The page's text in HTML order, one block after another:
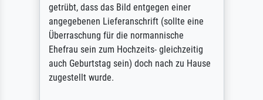
getrübt, dass das Bild entgegen einer
angegebenen Lieferanschrift (sollte eine
Überraschung für die normannische
Ehefrau sein zum Hochzeits- gleichzeitig
auch Geburtstag sein) doch nach zu Hause
zugestellt wurde.